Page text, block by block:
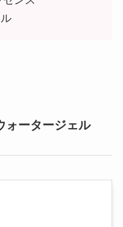
ォータージェル